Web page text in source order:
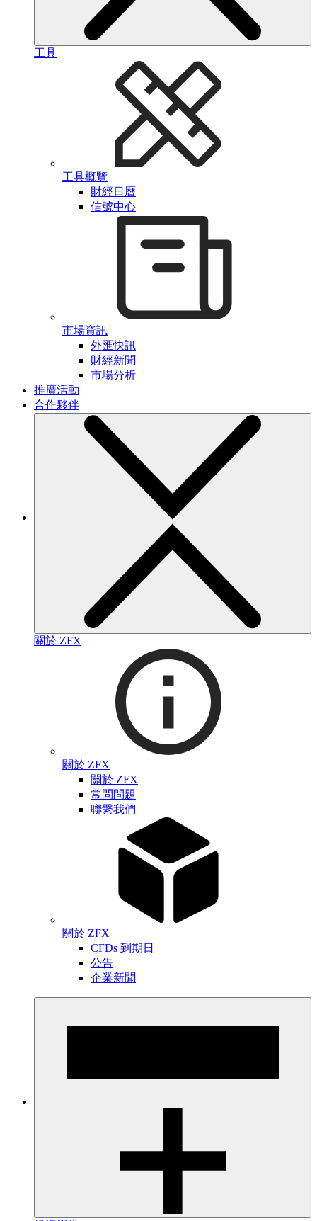
工具
工具概覽
財經日曆
信號中心
市場資訊
外匯快訊
財經新聞
市場分析
推廣活動
合作夥伴
關於 ZFX
關於 ZFX
關於 ZFX
常問問題
聯繫我們
關於 ZFX
CFDs 到期日
公告
企業新聞